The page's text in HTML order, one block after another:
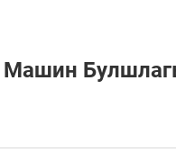
Машин